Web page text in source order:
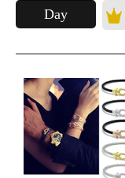
Day